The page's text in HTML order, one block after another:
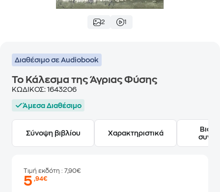
2 1
Διαθέσιμο σε Audiobook
Το Κάλεσμα της Άγριας Φύσης
ΚΩΔΙΚΟΣ: 1643206
Άμεσα Διαθέσιμο
Σύνοψη βιβλίου Χαρακτηριστικά
Τιμή εκδότη : 7,90€
5,94€